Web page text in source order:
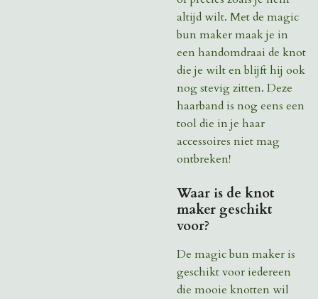
altijd wilt. Met de magic
bun maker maak je in
een handomdraai de knot
die je wilt en blijft hij ook
nog stevig zitten. Deze
haarband is nog eens een
tool die in je haar
accessoires niet mag
ontbreken!
Waar is de knot
maker geschikt
voor?
De magic bun maker is
geschikt voor iedereen
die mooie knotten wil